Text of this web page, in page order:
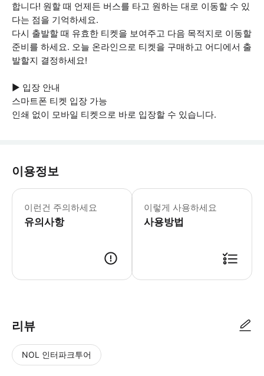
합니다! 원할 때 언제든 버스를 타고 원하는 대로 이동할 수 있
다는 점을 기억하세요.
다시 출발할 때 유효한 티켓을 보여주고 다음 목적지로 이동할
준비를 하세요. 오늘 온라인으로 티켓을 구매하고 어디에서 출
발할지 결정하세요!
▶ 입장 안내
스마트폰 티켓 입장 가능
인쇄 없이 모바일 티켓으로 바로 입장할 수 있습니다.
이용정보
이런건 주의하세요
유의사항
▶ 꼭 알아두세요 * 구매일로부터 1년
이렇게 사용하세요
사용방법
리뷰
NOL 인터파크투어